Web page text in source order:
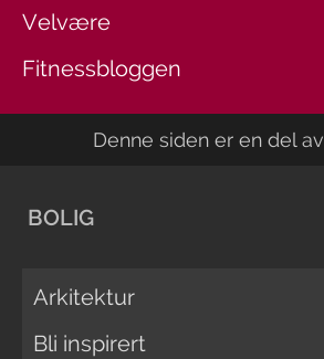
Velvære
Fitnessbloggen
Denne siden er en del av
BOLIG
Arkitektur
Bli inspirert